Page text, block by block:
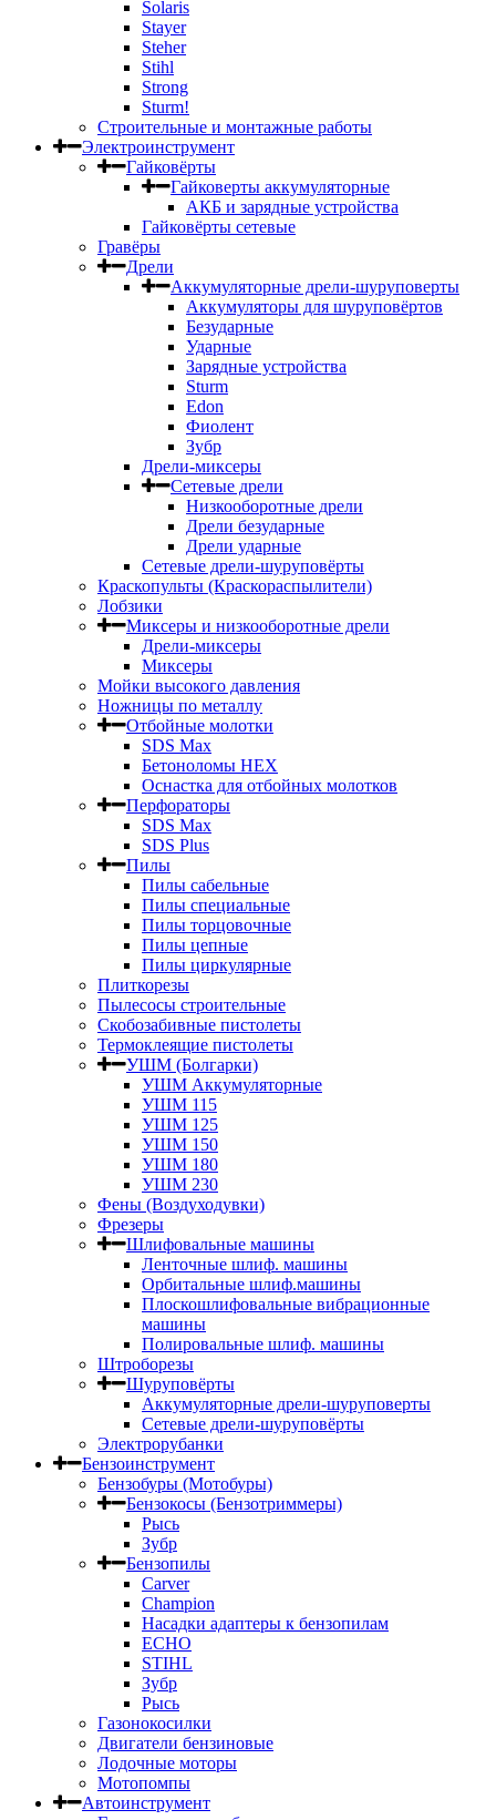
Solaris
Stayer
Steher
Stihl
Strong
Sturm!
Строительные и монтажные работы
Электроинструмент
Гайковёрты
Гайковерты аккумуляторные
АКБ и зарядные устройства
Гайковёрты сетевые
Гравёры
Дрели
Аккумуляторные дрели-шуруповерты
Аккумуляторы для шуруповёртов
Безударные
Ударные
Зарядные устройства
Sturm
Edon
Фиолент
Зубр
Дрели-миксеры
Сетевые дрели
Низкооборотные дрели
Дрели безударные
Дрели ударные
Сетевые дрели-шуруповёрты
Краскопульты (Краскораспылители)
Лобзики
Миксеры и низкооборотные дрели
Дрели-миксеры
Миксеры
Мойки высокого давления
Ножницы по металлу
Отбойные молотки
SDS Max
Бетоноломы HEX
Оснастка для отбойных молотков
Перфораторы
SDS Max
SDS Plus
Пилы
Пилы сабельные
Пилы специальные
Пилы торцовочные
Пилы цепные
Пилы циркулярные
Плиткорезы
Пылесосы строительные
Скобозабивные пистолеты
Термоклеящие пистолеты
УШМ (Болгарки)
УШМ Аккумуляторные
УШМ 115
УШМ 125
УШМ 150
УШМ 180
УШМ 230
Фены (Воздуходувки)
Фрезеры
Шлифовальные машины
Ленточные шлиф. машины
Орбитальные шлиф.машины
Плоскошлифовальные вибрационные
машины
Полировальные шлиф. машины
Штроборезы
Шуруповёрты
Аккумуляторные дрели-шуруповерты
Сетевые дрели-шуруповёрты
Электрорубанки
Бензоинструмент
Бензобуры (Мотобуры)
Бензокосы (Бензотриммеры)
Рысь
Зубр
Бензопилы
Carver
Champion
Насадки адаптеры к бензопилам
ECHO
STIHL
Зубр
Рысь
Газонокосилки
Двигатели бензиновые
Лодочные моторы
Мотопомпы
Автоинструмент